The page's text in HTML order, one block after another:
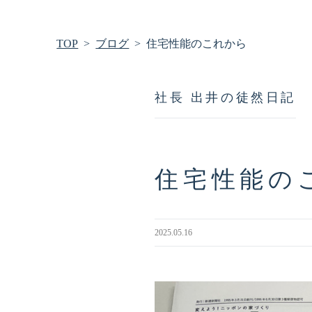
TOP ブログ 住宅性能のこれから
社長 出井の徒然日記
住宅性能の
2025.05.16